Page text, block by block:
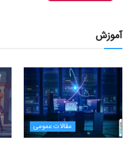
آموزش
مقالات عمومی